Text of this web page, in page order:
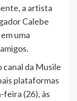
a artista
Calebe
uma
canal da Musile
plataformas
(26), às